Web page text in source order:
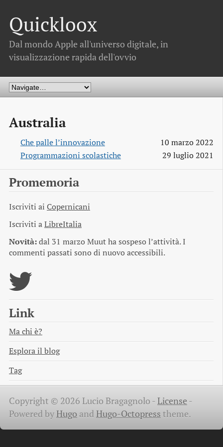
Quickloox
Dal mondo Apple all'universo digitale, in
visualizzazione rapida dell'ovvio
Australia
Che palle l’innovazione
10 marzo 2022
Programmazioni scolastiche
29 luglio 2021
Promemoria
Iscriviti ai Copernicani
Iscriviti aLibreItalia
Novità:dal 31 marzo Muut ha sospeso l’attività. I
commenti passati sono di nuovo accessibili.
Link
Ma chi è?
Esplora il blog
Tag
Copyright © 2026 Lucio Bragagnolo -License -
Powered byHugo and Hugo-Octopress theme.